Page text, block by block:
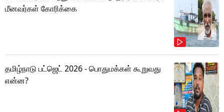
மீனவர்கள் கோரிக்கை
தமிழ்நாடு பட்ஜெட் 2026 - பொதுமக்கள் கூறுவது
என்ன?